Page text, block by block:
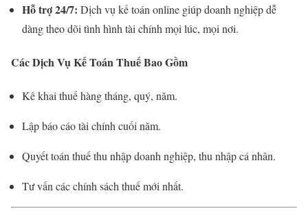
Hỗ trợ 24/7: Dịch vụ kế toán online giúp doanh nghiệp dễ
dàng theo dõi tình hình tài chính mọi lúc, mọi nơi.
Các Dịch Vụ Kế Toán Thuế Bao Gồm
Kê khai thuế hàng tháng, quý, năm.
Lập báo cáo tài chính cuối năm.
Quyết toán thuế thu nhập doanh nghiệp, thu nhập cá nhân.
Tư vấn các chính sách thuế mới nhất.